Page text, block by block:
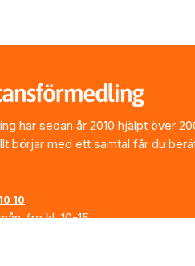
har sedan år 2010 hjälpt över
börjar med ett samtal får du
10
fre kl. 10-15